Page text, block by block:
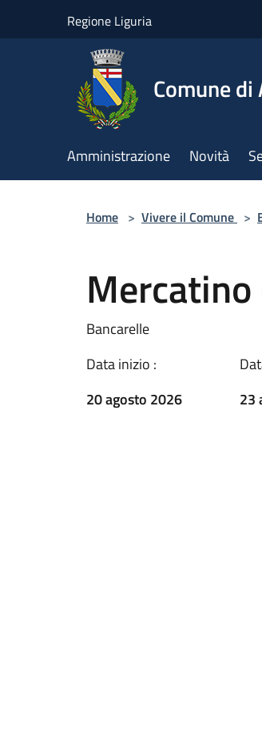
Regione Liguria
Comune
Amministrazione Novità
Home > Vivere il Comune >
Bancarelle
Data inizio :
20 agosto 2026
23